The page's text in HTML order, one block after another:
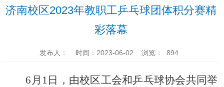
济南校区2023年教职工乒乓球团体积分赛精
彩落幕
发布人： 时间：2023-06-02 浏览： 894
6 月 1 日，由校区工会和乒乓球协会共同举